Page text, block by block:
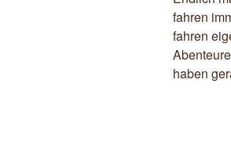
fahren
fahren
haben